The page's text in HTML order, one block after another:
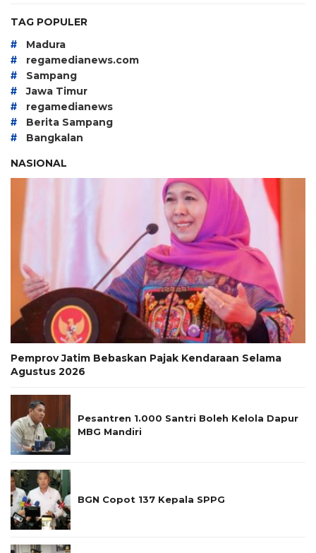
TAG POPULER
# Madura
# regamedianews.com
# Sampang
# Jawa Timur
# regamedianews
# Berita Sampang
#
Bangkalan
NASIONAL
Pemprov Jatim Bebaskan Pajak Kendaraan Selama
Agustus 2026
Pesantren 1.000 Santri Boleh Kelola Dapur
MBG Mandiri
BGN Copot 137 Kepala SPPG